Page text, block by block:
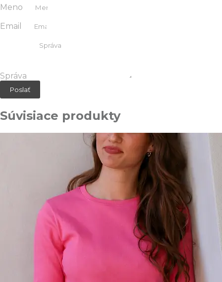
Meno
Email
Správa
Poslať
Súvisiace produkty